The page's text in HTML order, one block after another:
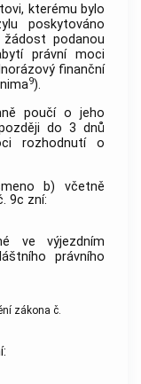
kterému bylo
poskytováno
podanou
právní moci
finanční
9).
poučí o jeho
do 3 dnů
rozhodnutí o
b) včetně
9c zní:
ve výjezdním
právního
zákona č.